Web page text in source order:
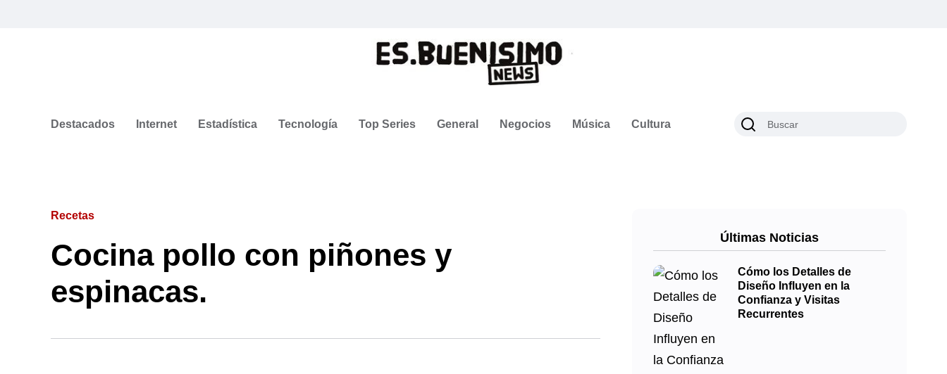
Destacados Internet Estadística Tecnología Top Series General Negocios Música Cultura
Recetas
Cocina pollo con piñones y
espinacas.
Últimas Noticias
Cómo los Detalles de
Diseño Influyen en la
Confianza y Visitas
Recurrentes